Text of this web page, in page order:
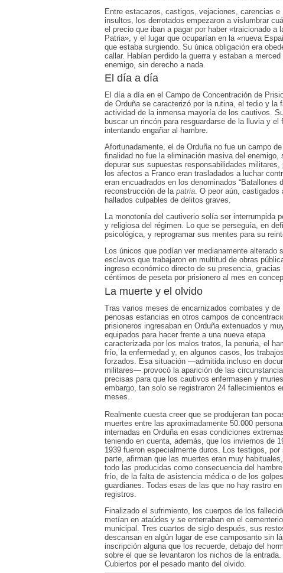
Entre estacazos, castigos, vejaciones, carencias e
insultos, los derrotados empezaron a vislumbrar
el precio que iban a pagar por haber «traicionado a
Patria», y el lugar que ocuparían en la «nueva
que estaba surgiendo. Su única obligación era
callar. Habían perdido la guerra y estaban a merced
enemigo, sin derecho a nada.
El día a día
El día a día en el Campo de Concentración de
de Orduña se caracterizó por la rutina, el tedio y la
actividad de la inmensa mayoría de los cautivos.
buscar un rincón para resguardarse de la lluvia y
intentando engañar al hambre.
Afortunadamente, el de Orduña no fue un campo
finalidad no fue la eliminación masiva del
depurar sus supuestas responsabilidades
los afectos a Franco eran trasladados a luchar
eran encuadrados en los denominados “Batallones
reconstrucción de la patria. O peor aún, castigados
hallados culpables de delitos graves.
La monotonía del cautiverio solía ser interrumpida
y religiosa del régimen. Lo que se perseguía, en
psicológica, y reprogramar sus mentes para su
Los únicos que podían ver medianamente
esclavos que trabajaron en multitud de obras
ingreso económico directo de su presencia,
céntimos de peseta por prisionero al mes en
La muerte y el olvido
Tras varios meses de encarnizados combates y de
penosas estancias en otros campos de
prisioneros ingresaban en Orduña extenuados y
equipados para hacer frente a una nueva etapa
caracterizada por los malos tratos, la penuria, el
frío, la enfermedad y, en algunos casos, los trabajos
forzados. Esa situación —admitida incluso en
militares— provocó la aparición de las
precisas para que los cautivos enfermasen y
embargo, tan solo se registraron 24 fallecimientos
meses.
Realmente cuesta creer que se produjeran tan
muertes entre las aproximadamente 50.000
internadas en Orduña en esas condiciones
teniendo en cuenta, además, que los inviernos de
1939 fueron especialmente duros. Los testigos, por
parte, afirman que las muertes eran muy
todo las producidas como consecuencia del
frío, de la falta de asistencia médica o de los
guardianes. Todas esas de las que no hay rastro
registros.
Finalizado el sufrimiento, los cuerpos de los
metían en ataúdes y se enterraban en el cementerio
municipal. Tres cuartos de siglo después, sus
descansan en algún lugar de ese camposanto sin
inscripción alguna que los recuerde, debajo del
sobre el que se levantaron los nichos de la entrada.
Cubiertos por el pesado manto del olvido.